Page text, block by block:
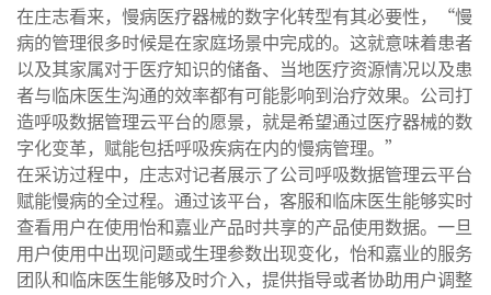
在庄志看来，慢病医疗器械的数字化转型有其必要性，“慢
病的管理很多时候是在家庭场景中完成的。这就意味着患者
以及其家属对于医疗知识的储备、当地医疗资源情况以及患
者与临床医生沟通的效率都有可能影响到治疗效果。公司打
造呼吸数据管理云平台的愿景，就是希望通过医疗器械的数
字化变革，赋能包括呼吸疾病在内的慢病管理。”
在采访过程中，庄志对记者展示了公司呼吸数据管理云平台
赋能慢病的全过程。通过该平台，客服和临床医生能够实时
查看用户在使用怡和嘉业产品时共享的产品使用数据。一旦
用户使用中出现问题或生理参数出现变化，怡和嘉业的服务
团队和临床医生能够及时介入，提供指导或者协助用户调整